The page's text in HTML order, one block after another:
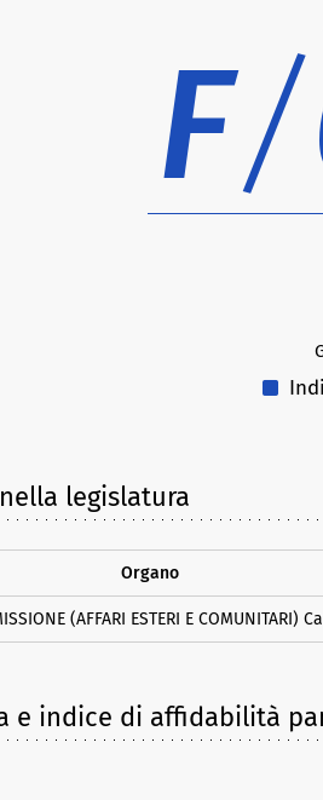
F/
legislatura
Organo
(AFFARI ESTERI E COMUNITARI)
e indice di affidabilità